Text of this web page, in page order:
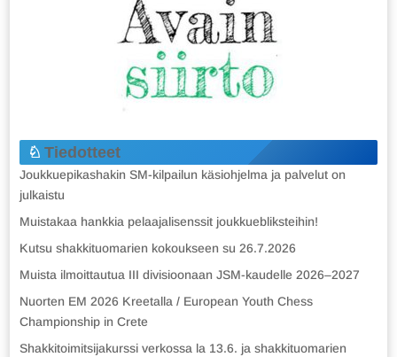
Tiedotteet
Joukkuepikashakin SM-kilpailun käsiohjelma ja palvelut on
julkaistu
Muistakaa hankkia pelaajalisenssit joukkuebliksteihin!
Kutsu shakkituomarien kokoukseen su 26.7.2026
Muista ilmoittautua III divisioonaan JSM-kaudelle 2026–2027
Nuorten EM 2026 Kreetalla / European Youth Chess
Championship in Crete
Shakkitoimitsijakurssi verkossa la 13.6. ja shakkituomarien